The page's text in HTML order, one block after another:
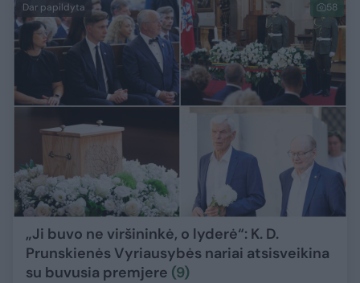
Dar papildyta 58
„Ji buvo ne viršininkė, o lyderė“: K. D.
Prunskienės Vyriausybės nariai atsisveikina
su buvusia premjere (9)